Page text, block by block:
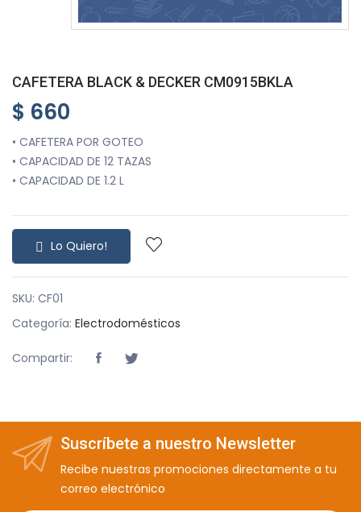
CAFETERA BLACK & DECKER CM0915BKLA
$ 660
• CAFETERA POR GOTEO
• CAPACIDAD DE 12 TAZAS
• CAPACIDAD DE 1.2 L
Lo Quiero!
SKU: CF01
Categoría: Electrodomésticos
Compartir:
Suscríbete a nuestro Newsletter
Recibe nuestras promociones directamente a tu
correo electrónico